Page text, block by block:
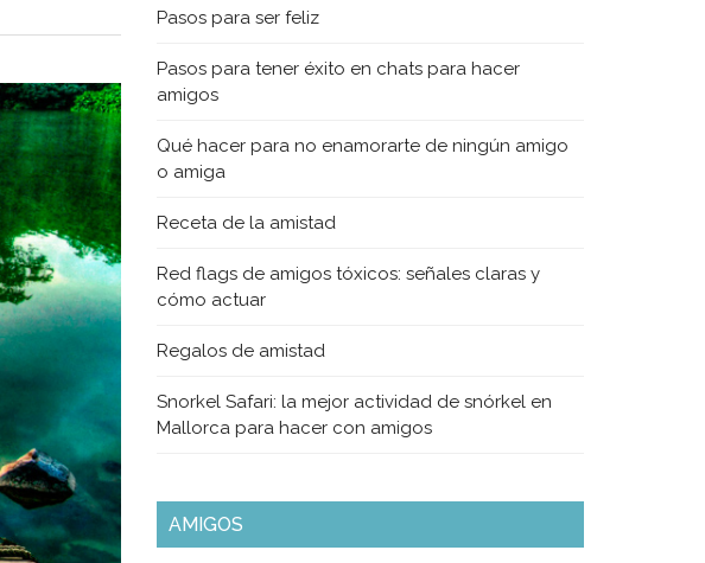
Pasos para ser feliz
Pasos para tener éxito en chats para hacer
amigos
Qué hacer para no enamorarte de ningún amigo
o amiga
Receta de la amistad
Red flags de amigos tóxicos: señales claras y
cómo actuar
Regalos de amistad
Snorkel Safari: la mejor actividad de snórkel en
Mallorca para hacer con amigos
AMIGOS